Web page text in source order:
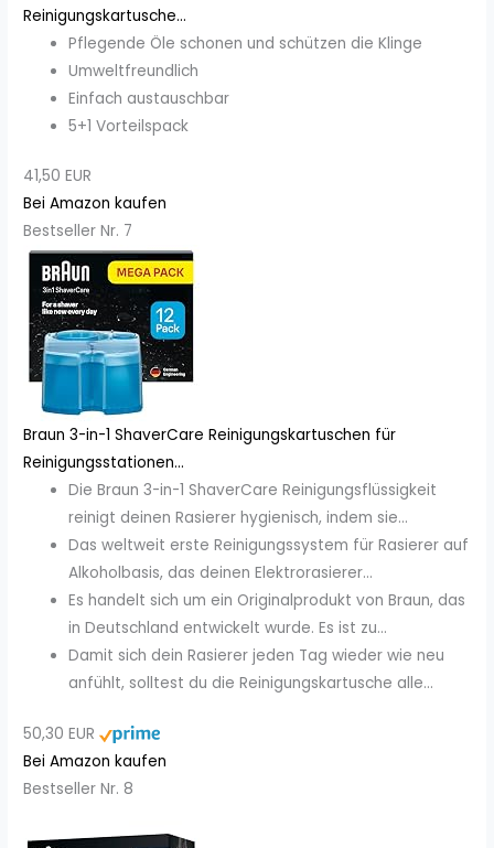
Reinigungskartusche...
Pflegende Öle schonen und schützen die Klinge
Umweltfreundlich
Einfach austauschbar
5+1 Vorteilspack
41,50 EUR
Bei Amazon kaufen
Bestseller Nr. 7
Braun 3-in-1 ShaverCare Reinigungskartuschen für
Reinigungsstationen...
Die Braun 3-in-1 ShaverCare Reinigungsflüssigkeit
reinigt deinen Rasierer hygienisch, indem sie...
Das weltweit erste Reinigungssystem für Rasierer auf
Alkoholbasis, das deinen Elektrorasierer...
Es handelt sich um ein Originalprodukt von Braun, das
in Deutschland entwickelt wurde. Es ist zu...
Damit sich dein Rasierer jeden Tag wieder wie neu
anfühlt, solltest du die Reinigungskartusche alle...
50,30 EUR
Bei Amazon kaufen
Bestseller Nr. 8